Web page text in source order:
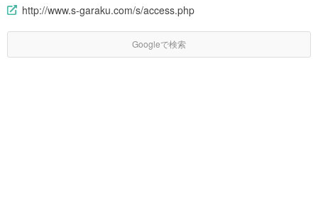
http://www.s-garaku.com/s/access.php
Googleで検索